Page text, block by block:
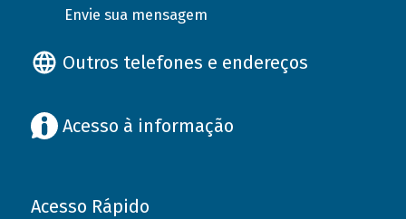
Envie sua mensagem
Outros telefones e endereços
Acesso à informação
Acesso Rápido